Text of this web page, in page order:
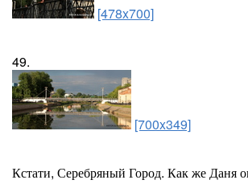
[478x700]
49.
[700x349]
Кстати, Серебряный Город. Как же Даня